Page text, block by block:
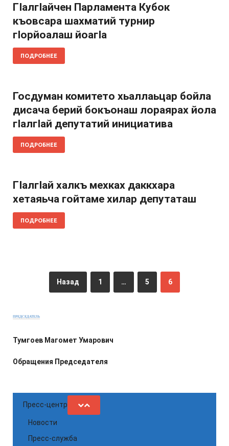
Гӏалгӏайчен Парламента Кубок
къовсара шахматий турнир
гӏорйоалаш йоагӏа
ПОДРОБНЕЕ
Госдуман комитето хьаллаьцар бойла
дисача берий бокъонаш лораярах йола
гӏалгӏай депутатий инициатива
ПОДРОБНЕЕ
Гӏалгӏай халкъ мехках даккхара
хетаяьча гойтаме хилар депутаташ
ПОДРОБНЕЕ
Назад 1 … 5 6
ПРЕДСЕДАТЕЛЬ
Тумгоев Магомет Умарович
Обращения Председателя
Пресс-центр
Новости
Пресс-служба